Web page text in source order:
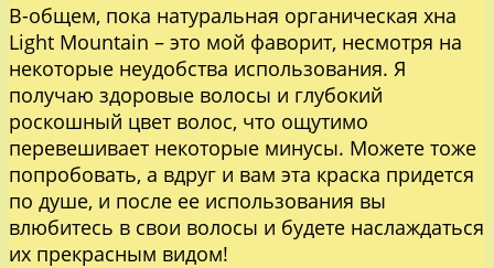
В-общем, пока натуральная органическая хна
Light Mountain – это мой фаворит, несмотря на
некоторые неудобства использования. Я
получаю здоровые волосы и глубокий
роскошный цвет волос, что ощутимо
перевешивает некоторые минусы. Можете тоже
попробовать, а вдруг и вам эта краска придется
по душе, и после ее использования вы
влюбитесь в свои волосы и будете наслаждаться
их прекрасным видом!